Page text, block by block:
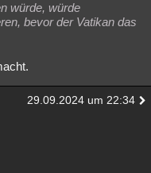
würde, würde
bevor der Vatikan das
29.09.2024 um 22:34